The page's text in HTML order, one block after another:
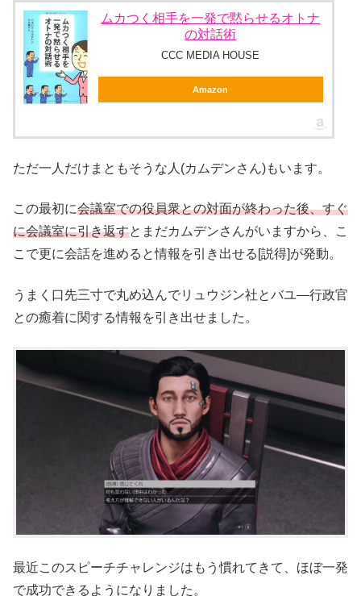
ムカつく相手を一発で黙らせるオトナ
の対話術
CCC MEDIA HOUSE
Amazon
ただ一人だけまともそうな人(カムデンさん)もいます。
この最初に会議室での役員衆との対面が終わった後、すぐ
に会議室に引き返すとまだカムデンさんがいますから、こ
こで更に会話を進めると情報を引き出せる[説得]が発動。
うまく口先三寸で丸め込んでリュウジン社とバユ―行政官
との癒着に関する情報を引き出せました。
最近このスピーチチャレンジはもう慣れてきて、ほぼ一発
で成功できるようになりました。